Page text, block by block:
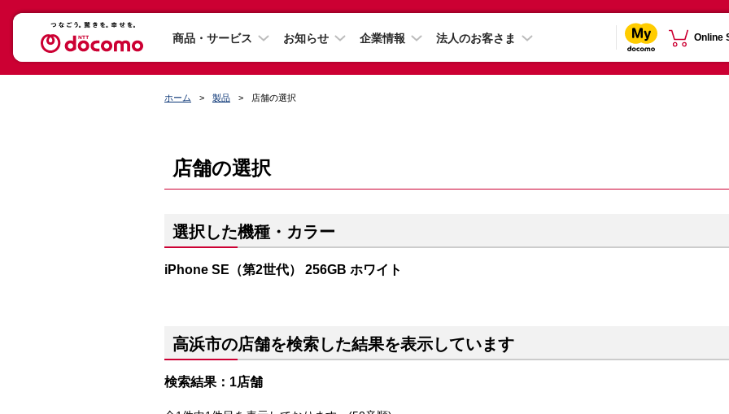
商品・サービス お知らせ 企業情報 法人のお客さま Online
ホーム 製品 店舗の選択
店舗の選択
選択した機種・カラー
iPhone SE（第2世代） 256GB ホワイト
高浜市の店舗を検索した結果を表示しています
検索結果：1店舗